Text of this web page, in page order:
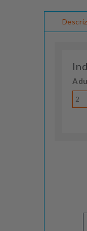
2